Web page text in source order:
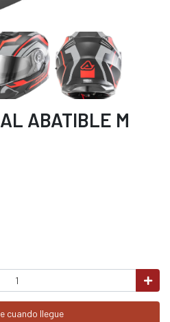
ABATIBLE M
cuando llegue